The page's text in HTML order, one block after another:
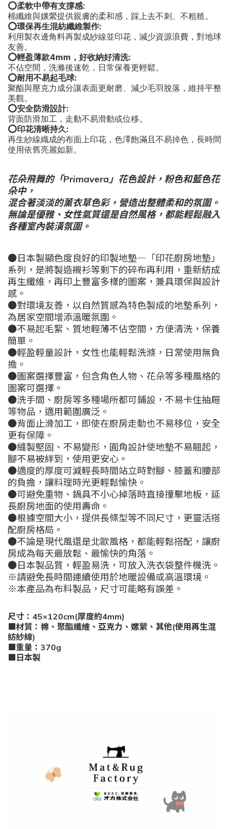
⭕柔軟中帶有支撐感:
棉纖維與嫘縈提供親膚的柔和感，踩上去不刺、不粗糙。
⭕環保再生混紡纖維製作:
利用製衣邊角料再製成紗線並印花，減少資源浪費，對地球
友善。
⭕輕盈薄款4mm，好收納好清洗:
不佔空間，洗滌後速乾，日常保養更輕鬆。
⭕耐用不易起毛球:
聚酯與壓克力成分讓表面更耐磨、減少毛羽脫落，維持平整
美觀。
⭕安全防滑設計:
背面防滑加工，走動不易滑動或位移。
⭕印花清晰持久:
再生紗線織成的布面上印花，色澤飽滿且不易掉色，長時間
使用依舊亮麗如新。
花朵飛舞的「Primavera」花色設計，粉色和藍色花
朵中，
混合著淡淡的薰衣草色彩，營造出整體柔和的氛圍。
無論是優雅、女性氣質還是自然風格，都能輕鬆融入
各種室內裝潢氛圍。
●日本製顯色度良好的印製地墊―「印花廚房地墊」
系列，是將製造襯衫等剩下的碎布再利用，重新紡成
再生纖維，再印上豐富多樣的圖案，兼具環保與設計
感。
●對環境友善，以自然質感為特色製成的地墊系列，
為居家空間增添溫暖氛圍。
●不易起毛絮、質地輕薄不佔空間，方便清洗，保養
簡單。
●輕盈輕量設計，女性也能輕鬆洗滌，日常使用無負
擔。
●圖案選擇豐富，包含角色人物、花朵等多種風格的
圖案可選擇。
●洗手間、廚房等多種場所都可鋪設，不易卡住抽屜
等物品，適用範圍廣泛。
●背面止滑加工，即使在廚房走動也不易移位，安全
更有保障。
●縫製堅固、不易變形，圓角設計使地墊不易翹起，
腳不易被絆到，使用更安心。
●適度的厚度可減輕長時間站立時對腳、膝蓋和腰部
的負擔，讓料理時光更輕鬆愉快。
●可避免重物、鍋具不小心掉落時直接撞擊地板，延
長廚房地面的使用壽命。
●根據空間大小，提供長條型等不同尺寸，更靈活搭
配廚房格局。
●不論是現代風還是北歐風格，都能輕鬆搭配，讓廚
房成為每天最放鬆、最愉快的角落。
●日本製品質，輕盈易洗，可放入洗衣袋整件機洗。
※請避免長時間連續使用於地暖設備或高溫環境。
※本產品為布料製品，尺寸可能略有誤差。
尺寸：45×120cm(厚度約4mm)
■材質：棉、聚酯纖維、亞克力、嫘縈、其他(使用再生混
紡紗線)
■重量：370g
■日本製